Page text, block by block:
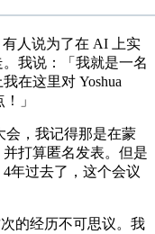
人说为了在 AI 上实
我说：「我就是一名
在这里对 Yoshua
」
，我记得那是在蒙
打算匿名发表。但是
年过去了，这个会议
的经历不可思议。我